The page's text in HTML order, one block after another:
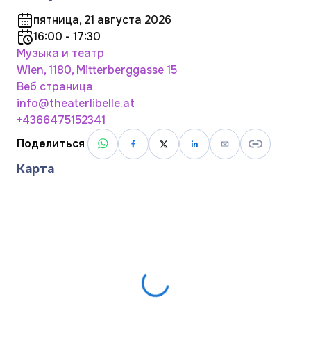
пятница, 21 августа 2026
16:00 - 17:30
Музыка и театр
Wien, 1180, Mitterberggasse 15
Веб страница
info@theaterlibelle.at
+4366475152341
Поделиться
Карта